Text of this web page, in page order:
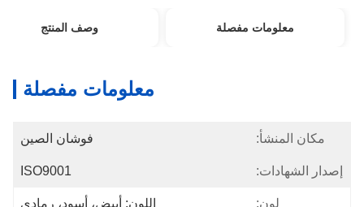
معلومات مفصلة وصف المنتج
معلومات مفصلة
مكان المنشأ: فوشان الصين
إصدار الشهادات: ISO9001
لون: اللون: أبيض، أسود، رمادي